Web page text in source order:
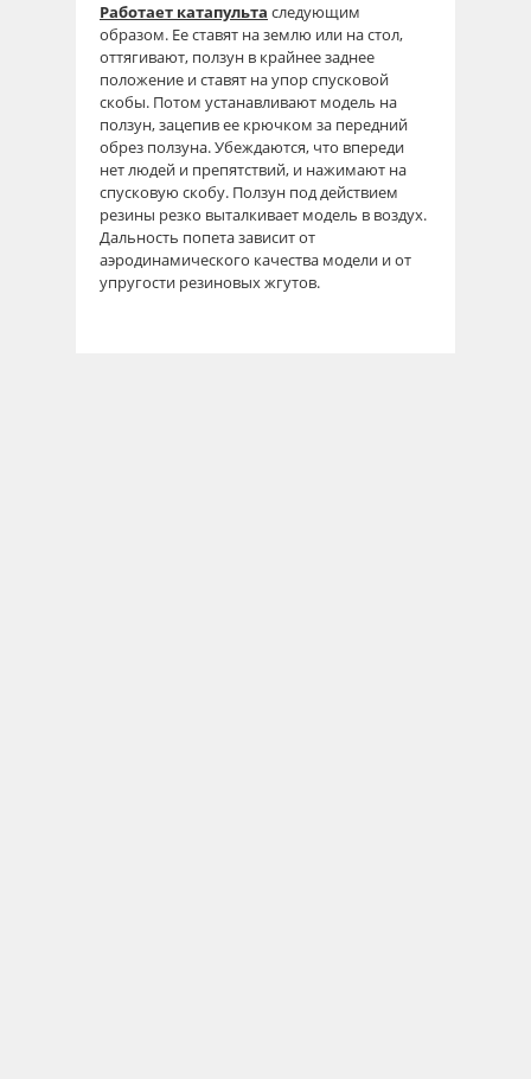
Работает катапульта следующим
образом. Ее ставят на землю или на стол,
оттягивают, ползун в крайнее заднее
положение и ставят на упор спусковой
скобы. Потом устанавливают модель на
ползун, зацепив ее крючком за передний
обрез ползуна. Убеждаются, что впереди
нет людей и препятствий, и нажимают на
спусковую скобу. Ползун под действием
резины резко выталкивает модель в воздух.
Дальность попета зависит от
аэродинамического качества модели и от
упругости резиновых жгутов.